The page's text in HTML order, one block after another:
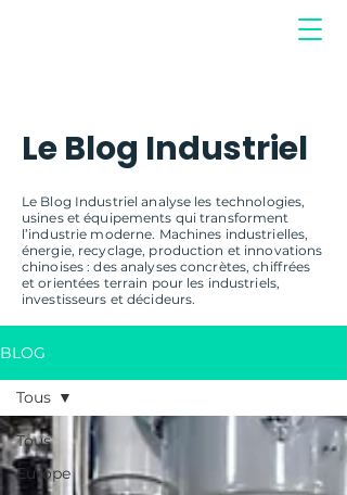
Le Blog Industriel
Le Blog Industriel analyse les technologies,
usines et équipements qui transforment
l’industrie moderne. Machines industrielles,
énergie, recyclage, production et innovations
chinoises : des analyses concrètes, chiffrées
et orientées terrain pour les industriels,
investisseurs et décideurs.
BLOG
Tous
Europe
Tous